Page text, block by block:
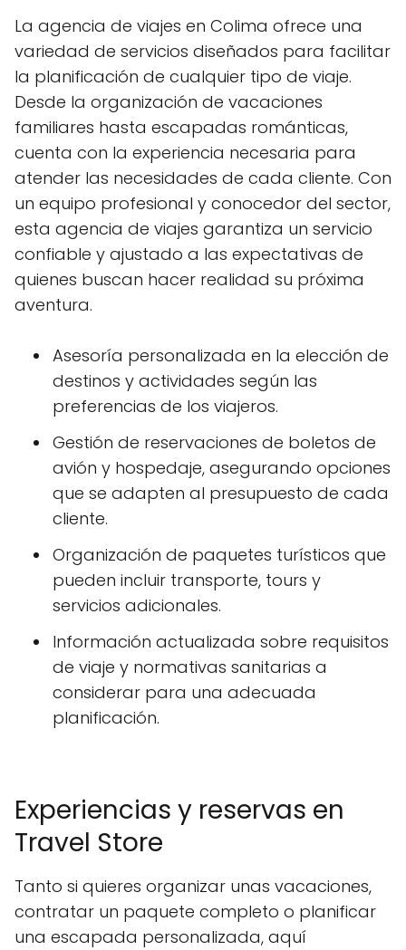
La agencia de viajes en Colima ofrece una
variedad de servicios diseñados para facilitar
la planificación de cualquier tipo de viaje.
Desde la organización de vacaciones
familiares hasta escapadas románticas,
cuenta con la experiencia necesaria para
atender las necesidades de cada cliente. Con
un equipo profesional y conocedor del sector,
esta agencia de viajes garantiza un servicio
confiable y ajustado a las expectativas de
quienes buscan hacer realidad su próxima
aventura.
Asesoría personalizada en la elección de
destinos y actividades según las
preferencias de los viajeros.
Gestión de reservaciones de boletos de
avión y hospedaje, asegurando opciones
que se adapten al presupuesto de cada
cliente.
Organización de paquetes turísticos que
pueden incluir transporte, tours y
servicios adicionales.
Información actualizada sobre requisitos
de viaje y normativas sanitarias a
considerar para una adecuada
planificación.
Experiencias y reservas en
Travel Store
Tanto si quieres organizar unas vacaciones,
contratar un paquete completo o planificar
una escapada personalizada, aquí